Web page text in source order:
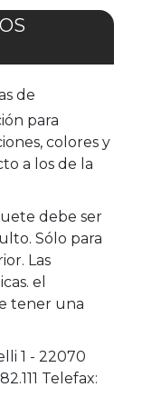
de
para
colores y
a los de la
debe ser
Sólo para
Las
el
tener una
1 - 22070
Telefax: